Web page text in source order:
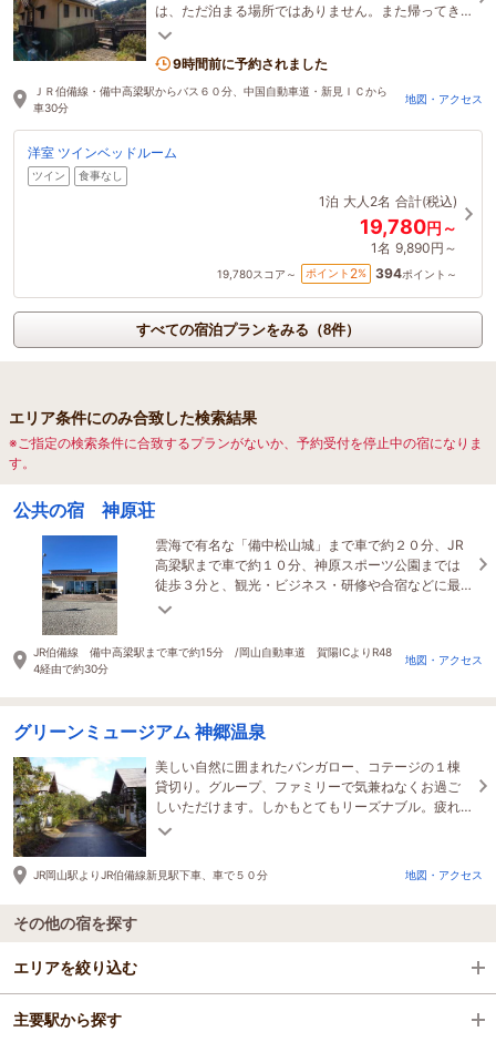
は、ただ泊まる場所ではありません。また帰ってき
たくなる、そんな場所でありたいと思っています。
9時間前に予約されました
ＪＲ伯備線・備中高梁駅からバス６０分、中国自動車道・新見ＩＣから
車30分
地図・アクセス
洋室 ツインベッドルーム
ツイン 食事なし
1泊 大人2名 合計(税込)
19,780円～
1名 9,890円～
19,780スコア～ ポイント 2% 394ポイント～
すべての宿泊プランをみる（8件）
エリア条件にのみ合致した検索結果
※ご指定の検索条件に合致するプランがないか、予約受付を停止中の宿になりま
す。
公共の宿 神原荘
雲海で有名な「備中松山城」まで車で約２０分、JR
高梁駅まで車で約１０分、神原スポーツ公園までは
徒歩３分と、観光・ビジネス・研修や合宿などに最
適です！
JR伯備線 備中高梁駅まで車で約15分 /岡山自動車道 賀陽ICよりR48
4経由で約30分
地図・アクセス
グリーンミュージアム 神郷温泉
美しい自然に囲まれたバンガロー、コテージの１棟
貸切り。グループ、ファミリーで気兼ねなくお過ご
しいただけます。しかもとてもリーズナブル。疲れ
たら敷地内天然温泉で心と身体をリフレッシュ♪
JR岡山駅よりJR伯備線新見駅下車、車で５０分 地図・アクセス
その他の宿を探す
エリアを絞り込む
新見・阿哲
主要駅から探す